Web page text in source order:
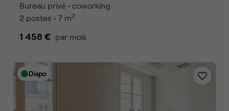
Bureau privé • coworking
2 postes • 7 m2
1 458 € par mois
Dispo